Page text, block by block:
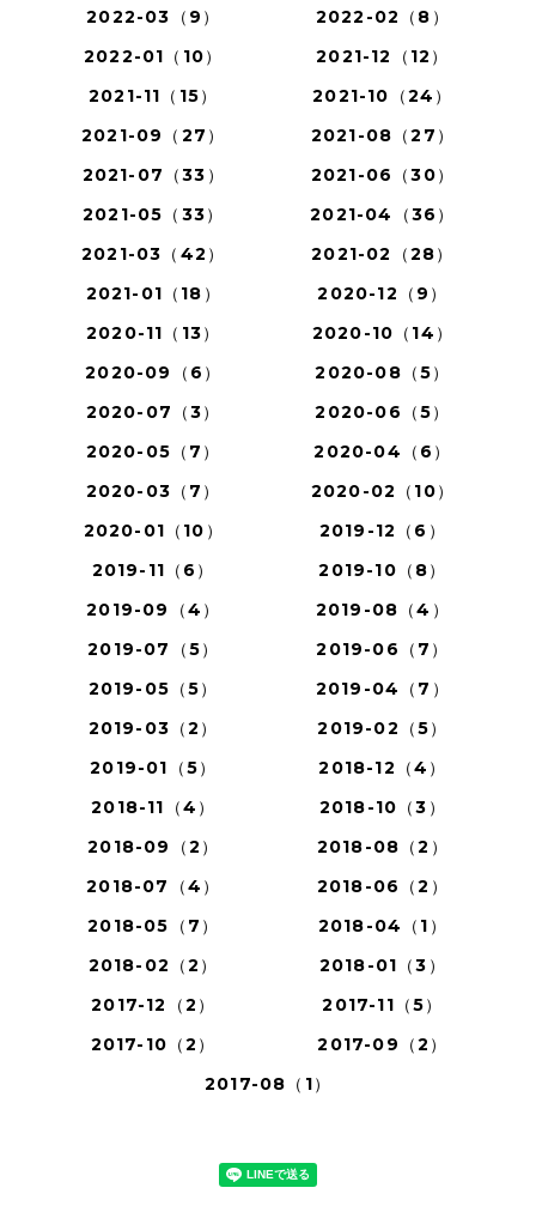
2022-03（9）
2022-02（8）
2022-01（10）
2021-12（12）
2021-11（15）
2021-10（24）
2021-09（27）
2021-08（27）
2021-07（33）
2021-06（30）
2021-05（33）
2021-04（36）
2021-03（42）
2021-02（28）
2021-01（18）
2020-12（9）
2020-11（13）
2020-10（14）
2020-09（6）
2020-08（5）
2020-07（3）
2020-06（5）
2020-05（7）
2020-04（6）
2020-03（7）
2020-02（10）
2020-01（10）
2019-12（6）
2019-11（6）
2019-10（8）
2019-09（4）
2019-08（4）
2019-07（5）
2019-06（7）
2019-05（5）
2019-04（7）
2019-03（2）
2019-02（5）
2019-01（5）
2018-12（4）
2018-11（4）
2018-10（3）
2018-09（2）
2018-08（2）
2018-07（4）
2018-06（2）
2018-05（7）
2018-04（1）
2018-02（2）
2018-01（3）
2017-12（2）
2017-11（5）
2017-10（2）
2017-09（2）
2017-08（1）